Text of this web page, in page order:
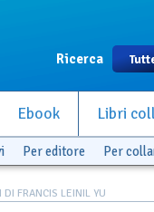
Ricerca
Ebook Libri
Per editore Per
DI FRANCIS LEINIL YU